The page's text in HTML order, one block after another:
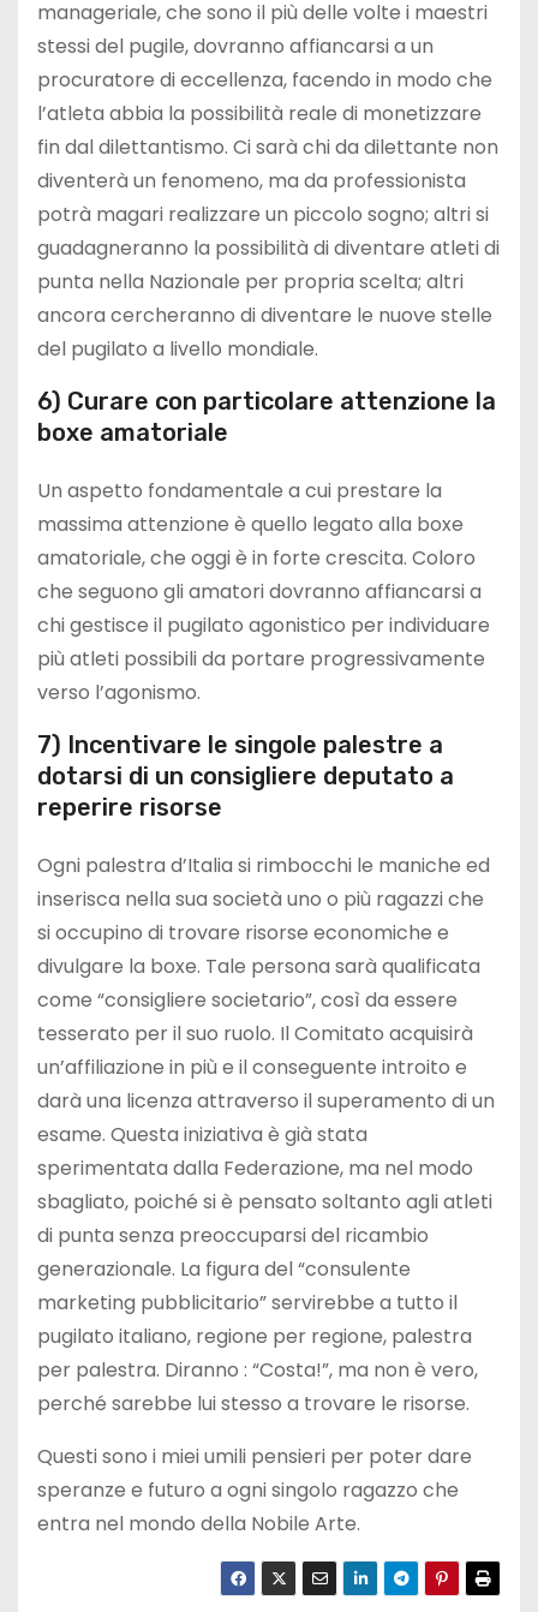
manageriale, che sono il più delle volte i maestri
stessi del pugile, dovranno affiancarsi a un
procuratore di eccellenza, facendo in modo che
l’atleta abbia la possibilità reale di monetizzare
fin dal dilettantismo. Ci sarà chi da dilettante non
diventerà un fenomeno, ma da professionista
potrà magari realizzare un piccolo sogno; altri si
guadagneranno la possibilità di diventare atleti di
punta nella Nazionale per propria scelta; altri
ancora cercheranno di diventare le nuove stelle
del pugilato a livello mondiale.
6) Curare con particolare attenzione la
boxe amatoriale
Un aspetto fondamentale a cui prestare la
massima attenzione è quello legato alla boxe
amatoriale, che oggi è in forte crescita. Coloro
che seguono gli amatori dovranno affiancarsi a
chi gestisce il pugilato agonistico per individuare
più atleti possibili da portare progressivamente
verso l’agonismo.
7) Incentivare le singole palestre a
dotarsi di un consigliere deputato a
reperire risorse
Ogni palestra d’Italia si rimbocchi le maniche ed
inserisca nella sua società uno o più ragazzi che
si occupino di trovare risorse economiche e
divulgare la boxe. Tale persona sarà qualificata
come “consigliere societario”, così da essere
tesserato per il suo ruolo. Il Comitato acquisirà
un’affiliazione in più e il conseguente introito e
darà una licenza attraverso il superamento di un
esame. Questa iniziativa è già stata
sperimentata dalla Federazione, ma nel modo
sbagliato, poiché si è pensato soltanto agli atleti
di punta senza preoccuparsi del ricambio
generazionale. La figura del “consulente
marketing pubblicitario” servirebbe a tutto il
pugilato italiano, regione per regione, palestra
per palestra. Diranno : “Costa!”, ma non è vero,
perché sarebbe lui stesso a trovare le risorse.
Questi sono i miei umili pensieri per poter dare
speranze e futuro a ogni singolo ragazzo che
entra nel mondo della Nobile Arte.